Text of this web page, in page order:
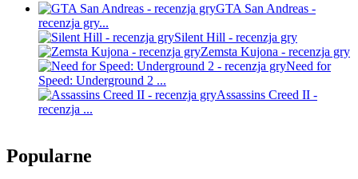
GTA San Andreas -
recenzja gry...
Silent Hill - recenzja gry
Zemsta Kujona - recenzja gry
Need for
Speed: Underground 2 ...
Assassins Creed II -
recenzja ...
Popularne